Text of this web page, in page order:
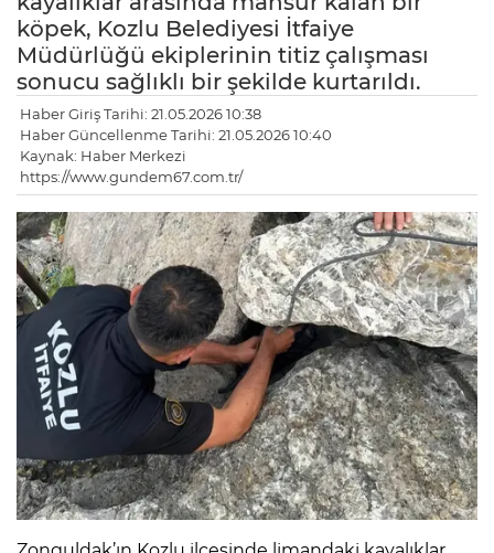
köpek, Kozlu Belediyesi İtfaiye
Müdürlüğü ekiplerinin titiz çalışması
sonucu sağlıklı bir şekilde kurtarıldı.
Haber Giriş Tarihi: 21.05.2026 10:38
Haber Güncellenme Tarihi: 21.05.2026 10:40
Kaynak: Haber Merkezi
https://www.gundem67.com.tr/